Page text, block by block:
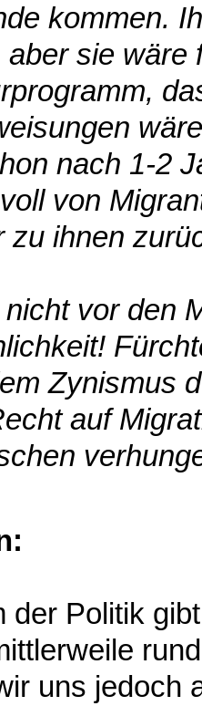
kommen.
sie
nach 1-2
von
zu ihnen
vor den
Zynismus
auf
der Politik
uns jedoch